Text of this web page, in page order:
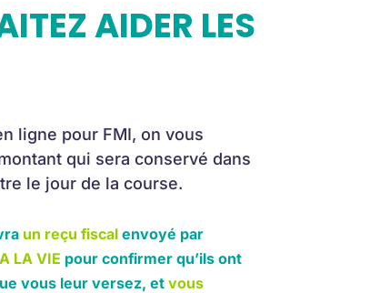
AIDER LES
ligne pour FMI, on vous
qui sera conservé dans
le jour de la course.
un reçu fiscalenvoyé par
LA VIE pour confirmer qu’ils ont
vous leur versez, etvous